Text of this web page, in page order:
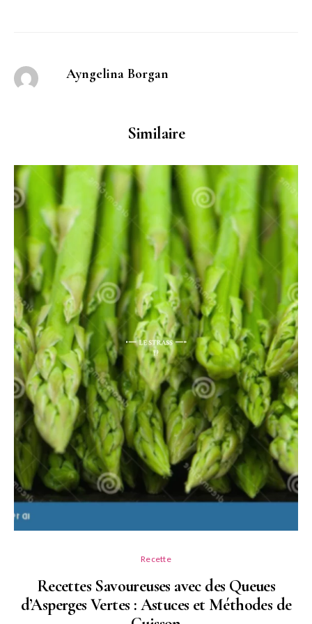
Ayngelina Borgan
Similaire
Recette
Recettes Savoureuses avec des Queues
d’Asperges Vertes : Astuces et Méthodes de